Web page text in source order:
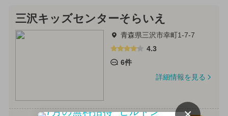
三沢キッズセンターそらいえ
青森県三沢市幸町1-7-7
4.3
6件
詳細情報を見る